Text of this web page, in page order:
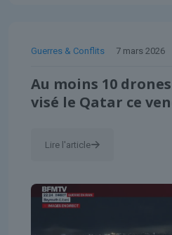
Guerres & Conflits 7 mars 2026
Au moins 10
visé le Qatar ce
Lire l'article